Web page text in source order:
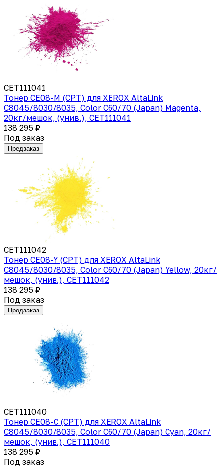
CET111041
Тонер CE08-M (CPT) для XEROX AltaLink
C8045/8030/8035, Color C60/70 (Japan) Magenta,
20кг/мешок, (унив.), CET111041
138 295 ₽
Под заказ
Предзаказ
CET111042
Тонер CE08-Y (CPT) для XEROX AltaLink
C8045/8030/8035, Color C60/70 (Japan) Yellow, 20кг/
мешок, (унив.), CET111042
138 295 ₽
Под заказ
Предзаказ
CET111040
Тонер CE08-C (CPT) для XEROX AltaLink
C8045/8030/8035, Color C60/70 (Japan) Cyan, 20кг/
мешок, (унив.), CET111040
138 295 ₽
Под заказ